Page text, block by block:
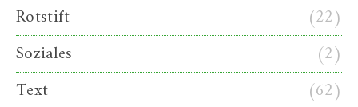
Rotstift
(22)
Soziales
(2)
Text
(62)